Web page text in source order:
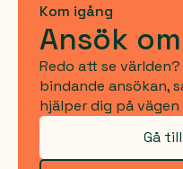
Kom igång
Ansök
Redo att se
bindande ansökan,
hjälper dig på
Gå